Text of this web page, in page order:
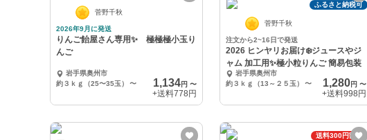
菅野千秋
2026年9月に発送
りんご飴屋さん専用✨ 極極極小玉り
んご
岩手県奥州市
約３ｋｇ（25〜35玉）
〜 1,134円 〜
+送料778円
ふるさと納税可
菅野千秋
注文から2~16日で発送
2026 ヒンヤリお届け❄️ジュースやジ
ャム 加工用✨極小粒りんご 簡易包装
岩手県奥州市
約３ｋｇ（13～２５玉）
〜 1,280円 〜
+送料998円
送料300円割引